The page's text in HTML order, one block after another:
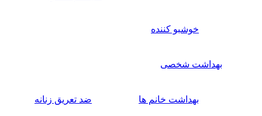
خوشبو کننده
بهداشت شخصی
بهداشت خانم ها ضد تعریق زنانه